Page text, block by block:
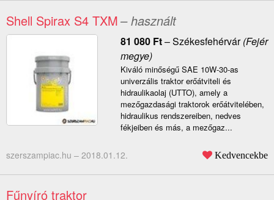
Shell Spirax S4 TXM– használt
81 080 Ft–Székesfehérvár(Fejér
megye)
Kiváló minőségű SAE 10W-30-as
univerzális traktor erőátviteli és
hidraulikaolaj (UTTO), amely a
mezőgazdasági traktorok erőátvitelében,
hidraulikus rendszereiben, nedves
fékjeiben és más, a mezőgaz...
szerszampiac.hu – 2018.01.12. Kedvencekbe
Fűnyíró traktor